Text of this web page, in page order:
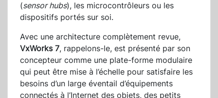
(sensor hubs), les microcontrôleurs ou les
dispositifs portés sur soi.
Avec une architecture complètement revue,
VxWorks 7, rappelons-le, est présenté par son
concepteur comme une plate-forme modulaire
qui peut être mise à l’échelle pour satisfaire les
besoins d’un large éventail d’équipements
connectés à l’Internet des objets, des petits